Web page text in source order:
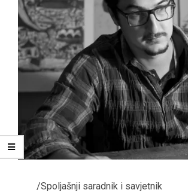
/Spoljašnji saradnik i savjetnik